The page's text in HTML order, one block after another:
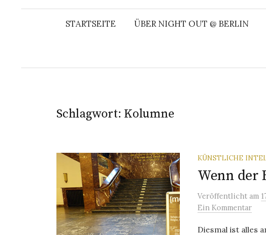
STARTSEITE ÜBER NIGHT OUT @ BERLIN
Schlagwort: Kolumne
KÜNSTLICHE
Wenn
Veröffentlicht am
Ein Kommentar
Diesmal ist alles